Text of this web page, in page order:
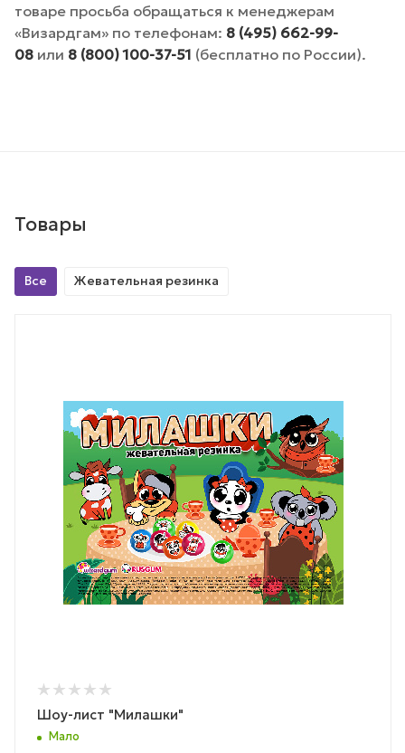
товаре просьба обращаться к менеджерам
«Визардгам» по телефонам: 8 (495) 662-99-
08 или 8 (800) 100-37-51 (бесплатно по России).
Товары
Все Жевательная резинка
Шоу-лист "Милашки"
Мало